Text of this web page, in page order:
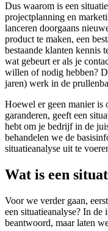
Dus waarom is een
projectplanning en
lanceren doorgaans
product te maken, een
bestaande klanten kennis
wat gebeurt er als je
willen of nodig hebben?
jaren) werk in de
Hoewel er geen manier is
garanderen, geeft een
hebt om je bedrijf in de
behandelen we de
situatieanalyse uit te
Wat is een
Voor we verder gaan,
een situatieanalyse? In
beantwoord, maar laten